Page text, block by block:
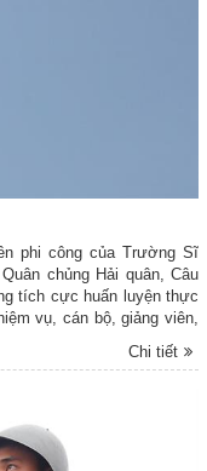
phi công của Trường Sĩ
chủng Hải quân, Câu
tích cực huấn luyện thực
vụ, cán bộ, giảng viên,
tra sức khỏe và làm công
lượng nhảy dù hành quân
giới thiệu cùng bạn đọc
nhảy dù của cán bộ, học
Chi tiết